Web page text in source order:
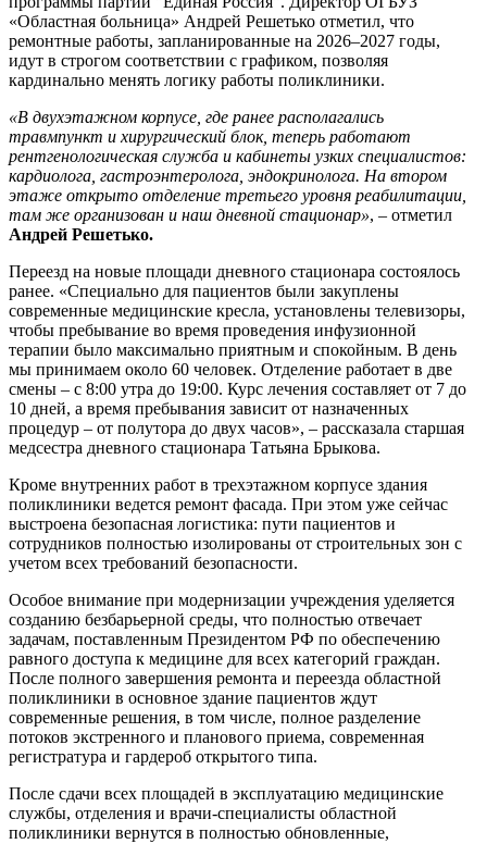
«Областная больница» Андрей Решетько отметил, что
ремонтные работы, запланированные на 2026–2027 годы,
идут в строгом соответствии с графиком, позволяя
кардинально менять логику работы поликлиники.
«В двухэтажном корпусе, где ранее располагались
травмпункт и хирургический блок, теперь работают
рентгенологическая служба и кабинеты узких специалистов:
кардиолога, гастроэнтеролога, эндокринолога. На втором
этаже открыто отделение третьего уровня реабилитации,
там же организован и наш дневной стационар», – отметил
Андрей Решетько.
Переезд на новые площади дневного стационара состоялось
ранее. «Специально для пациентов были закуплены
современные медицинские кресла, установлены телевизоры,
чтобы пребывание во время проведения инфузионной
терапии было максимально приятным и спокойным. В день
мы принимаем около 60 человек. Отделение работает в две
смены – с 8:00 утра до 19:00. Курс лечения составляет от 7 до
10 дней, а время пребывания зависит от назначенных
процедур – от полутора до двух часов», – рассказала старшая
медсестра дневного стационара Татьяна Брыкова.
Кроме внутренних работ в трехэтажном корпусе здания
поликлиники ведется ремонт фасада. При этом уже сейчас
выстроена безопасная логистика: пути пациентов и
сотрудников полностью изолированы от строительных зон с
учетом всех требований безопасности.
Особое внимание при модернизации учреждения уделяется
созданию безбарьерной среды, что полностью отвечает
задачам, поставленным Президентом РФ по обеспечению
равного доступа к медицине для всех категорий граждан.
После полного завершения ремонта и переезда областной
поликлиники в основное здание пациентов ждут
современные решения, в том числе, полное разделение
потоков экстренного и планового приема, современная
регистратура и гардероб открытого типа.
После сдачи всех площадей в эксплуатацию медицинские
службы, отделения и врачи-специалисты областной
поликлиники вернутся в полностью обновленные,